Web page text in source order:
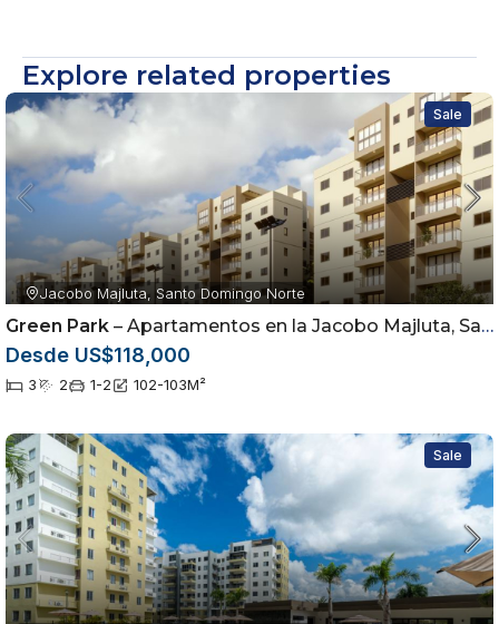
Explore related properties
Sale
Jacobo Majluta, Santo Domingo Norte
Green Park – Apartamentos en la Jacobo Majluta, Santo Domingo
Desde US$118,000
3 2 1-2 102-103M²
Sale